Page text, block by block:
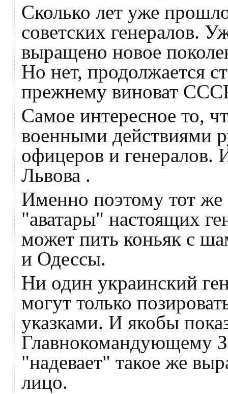
Сколько лет уже
советских генералов.
выращено новое
Но нет, продолжается
прежнему виноват
Самое интересное то,
военными действиями
офицеров и генералов.
Львова .
Именно поэтому тот же
"аватары" настоящих
может пить коньяк с
и Одессы.
Ни один украинский
могут только
указками. И якобы
Главнокомандующему
"надевает" такое же
лицо.